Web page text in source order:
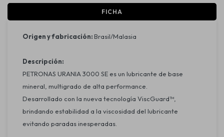
FICHA
Origen y fabricación:Brasil/Malasia
Descripción:
PETRONAS URANIA 3000 SE es un lubricante de base
mineral, multigrado de alta performance.
Desarrollado con la nueva tecnología ViscGuard™,
brindando estabilidad a la viscosidad del lubricante
evitando paradas inesperadas.